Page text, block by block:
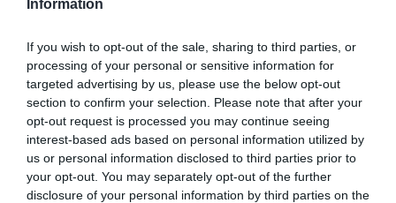
Information
If you wish to opt-out of the sale, sharing to third parties, or
processing of your personal or sensitive information for
targeted advertising by us, please use the below opt-out
section to confirm your selection. Please note that after your
opt-out request is processed you may continue seeing
interest-based ads based on personal information utilized by
us or personal information disclosed to third parties prior to
your opt-out. You may separately opt-out of the further
disclosure of your personal information by third parties on the
kontrol zaručuje najvyššiu kvalitu týchto kolies.
0.0